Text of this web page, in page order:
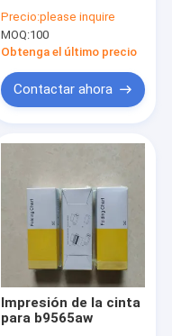
compatible de
Widmer T, de D o de
la serie de N
registrador de
tiempo DE NYLON
Precio:please inquire
MOQ:100
Obtenga el último precio
Contactar ahora
Impresión de la cinta
para b9565aw